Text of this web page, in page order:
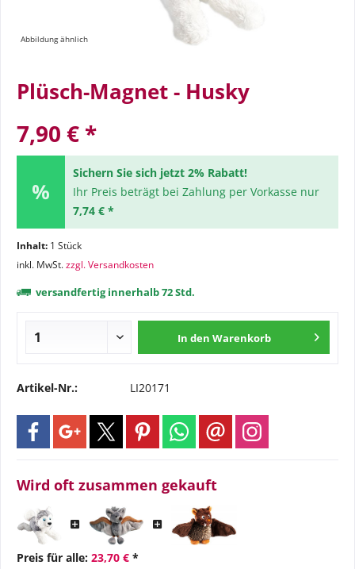
Abbildung ähnlich
Plüsch-Magnet - Husky
7,90 € *
Sichern Sie sich jetzt 2% Rabatt!
Ihr Preis beträgt bei Zahlung per Vorkasse nur
7,74 € *
Inhalt: 1 Stück
inkl. MwSt.zzgl. Versandkosten
versandfertig innerhalb 72 Std.
In den Warenkorb
Artikel-Nr.: LI20171
Wird oft zusammen gekauft
Preis für alle: 23,70 € *